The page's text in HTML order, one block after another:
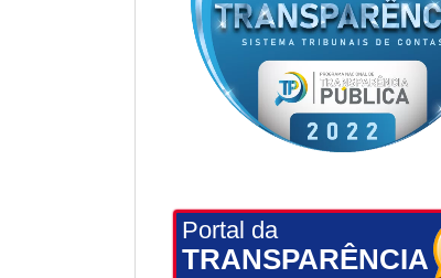
Portal da
TRANSPARÊNCIA